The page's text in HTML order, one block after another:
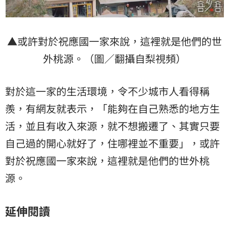
▲或許對於祝應國一家來說，這裡就是他們的世
外桃源。（圖／翻攝自梨視頻）
對於這一家的生活環境，令不少城市人看得稱
羨，有網友就表示，「能夠在自己熟悉的地方生
活，並且有收入來源，就不想搬遷了、其實只要
自己過的開心就好了，住哪裡並不重要」，或許
對於祝應國一家來說，這裡就是他們的世外桃
源。
延伸閱讀